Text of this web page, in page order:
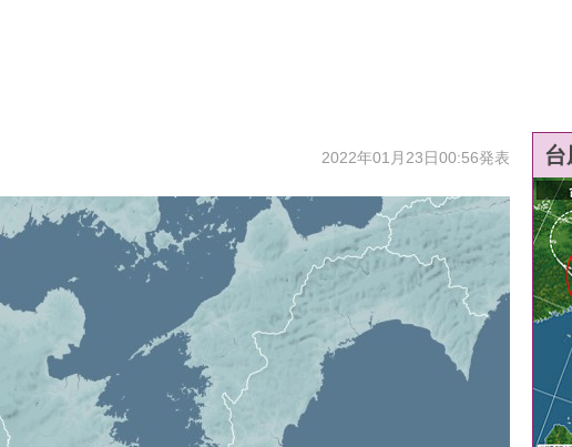
2022年01月23日00:56発表